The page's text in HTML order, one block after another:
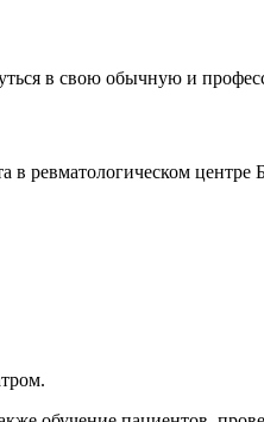
в свою обычную и
в ревматологическом